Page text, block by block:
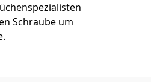
Schraube um